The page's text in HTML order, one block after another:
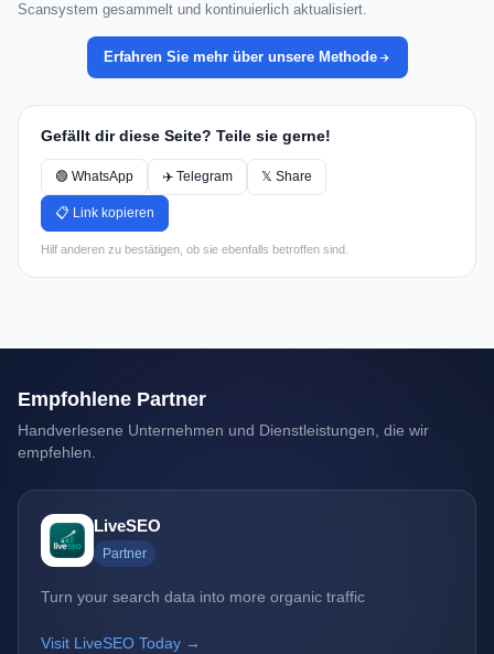
Scansystem gesammelt und kontinuierlich aktualisiert.
Erfahren Sie mehr über unsere Methode
Gefällt dir diese Seite? Teile sie gerne!
🟢 WhatsApp ✈️ Telegram 𝕏 Share
📋 Link kopieren
Hilf anderen zu bestätigen, ob sie ebenfalls betroffen sind.
Empfohlene Partner
Handverlesene Unternehmen und Dienstleistungen, die wir
empfehlen.
LiveSEO
Partner
Turn your search data into more organic traffic
Visit LiveSEO Today →